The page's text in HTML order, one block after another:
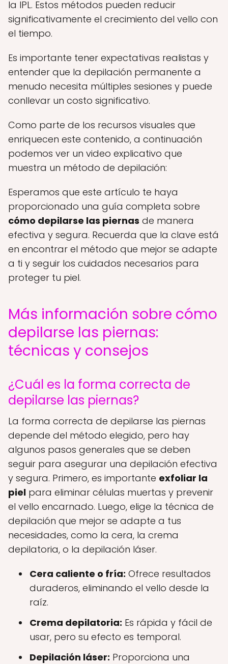
la IPL. Estos métodos pueden reducir
significativamente el crecimiento del vello con
el tiempo.
Es importante tener expectativas realistas y
entender que la depilación permanente a
menudo necesita múltiples sesiones y puede
conllevar un costo significativo.
Como parte de los recursos visuales que
enriquecen este contenido, a continuación
podemos ver un video explicativo que
muestra un método de depilación:
Esperamos que este artículo te haya
proporcionado una guía completa sobre
cómo depilarse las piernas de manera
efectiva y segura. Recuerda que la clave está
en encontrar el método que mejor se adapte
a ti y seguir los cuidados necesarios para
proteger tu piel.
Más información sobre cómo
depilarse las piernas:
técnicas y consejos
¿Cuál es la forma correcta de
depilarse las piernas?
La forma correcta de depilarse las piernas
depende del método elegido, pero hay
algunos pasos generales que se deben
seguir para asegurar una depilación efectiva
y segura. Primero, es importante exfoliar la
piel para eliminar células muertas y prevenir
el vello encarnado. Luego, elige la técnica de
depilación que mejor se adapte a tus
necesidades, como la cera, la crema
depilatoria, o la depilación láser.
Cera caliente o fría: Ofrece resultados
duraderos, eliminando el vello desde la
raíz.
Crema depilatoria: Es rápida y fácil de
usar, pero su efecto es temporal.
Depilación láser: Proporciona una